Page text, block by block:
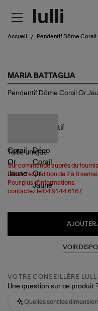
Accueil Pendentif Dôme Corail
MARIA BATTAGLIA
Pendentif
Pendentif Dôme Corail Or
Tailleunique
Sur commande auprès du
Délai d'expédition de 2 à 8
Pour plus d'informations,
contactez le 04 91 44 61 67
AJOUTER
VOIR
VOTRE CONSEILLÈRE LULLI
Une question sur ce produit
Quelles sont les